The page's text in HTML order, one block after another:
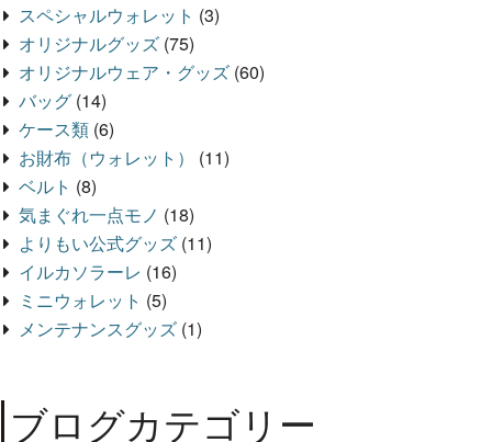
スペシャルウォレット (3)
オリジナルグッズ (75)
オリジナルウェア・グッズ (60)
バッグ (14)
ケース類 (6)
お財布（ウォレット）
(11)
ベルト (8)
気まぐれ一点モノ (18)
よりもい公式グッズ (11)
イルカソラーレ (16)
ミニウォレット (5)
メンテナンスグッズ (1)
ブログカテゴリー